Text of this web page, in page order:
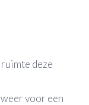
deze
voor een